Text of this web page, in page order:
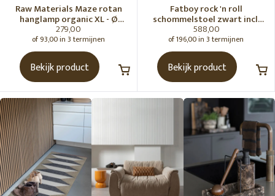
Raw Materials Maze rotan
hanglamp organic XL - Ø
75x31 cm
279,00
of 93,00 in 3 termijnen
Bekijk product
Fatboy rock 'n roll
schommelstoel zwart incl.
original Outdoor zitzak
Stripe Cacao
588,00
of 196,00 in 3 termijnen
Bekijk product